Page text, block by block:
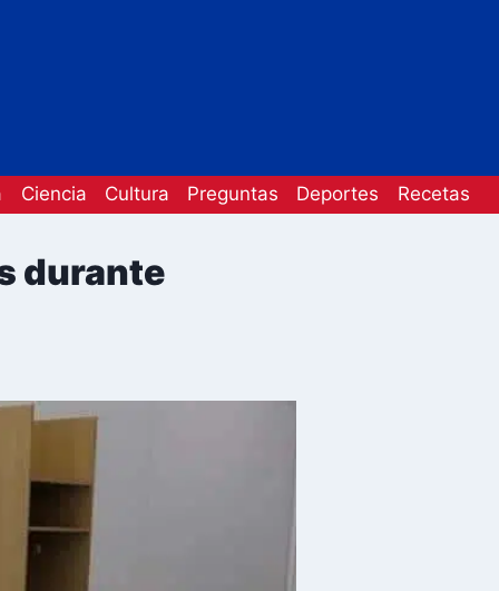
Ciencia Cultura Preguntas Deportes Recetas
durante